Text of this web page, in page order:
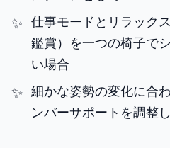
仕事モードとリラック
鑑賞）を一つの椅子で
い場合
細かな姿勢の変化に合
ンバーサポートを調整